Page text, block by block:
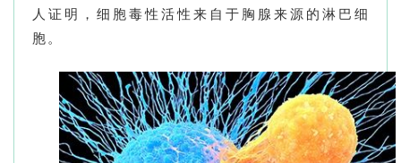
人证明，细胞毒性活性来自于胸腺来源的淋巴细
胞。